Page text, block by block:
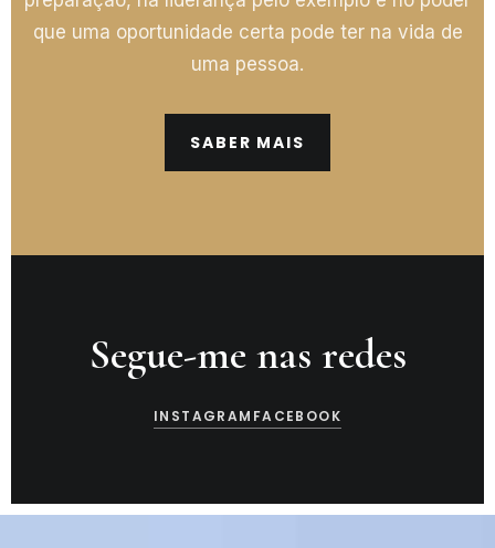
que uma oportunidade certa pode ter na vida de
uma pessoa.
SABER MAIS
Segue-me nas redes
INSTAGRAM FACEBOOK